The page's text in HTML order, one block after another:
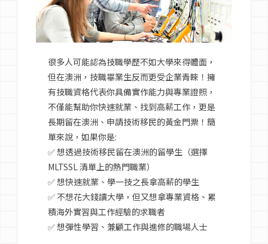
很多人可能認為技職學歷不如大學來得體面，
但在澳洲，技職畢業生反而更受企業青睞！擁
有技職資格代表你具備實作能力與專業證照，
不僅能幫助你快速就業、找到高薪工作，更是
長期留在澳洲、申請技術移民的黃金門票！簡
單來說，如果你是:
✅ 想透過技術移民留在澳洲的留學生（選擇
MLTSSL 清單上的熱門職業）
✅ 想快速就業、學一技之長拿高薪的學生
✅ 不想花大錢讀大學，但又想拿專業資格、累
積海外實習與工作經驗的求職者
✅ 想彈性學習、兼顧工作與進修的職場人士